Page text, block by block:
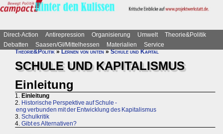
Direct-Action Antirepression Organisierung Umwelt
Theorie&Politik
Debatten
Saasen/GI/Mittelhessen Materialien
Service
Theorie&Politik»Lernen von unten»Schule und Kapital
SCHULE UND KAPITALISMUS
Einleitung
1. Einleitung
2. Historische Perspektive auf Schule -
eng verbunden mit der Entwicklung des Kapitalismus
3. Schulkritik
4. Gibt es Alternativen?